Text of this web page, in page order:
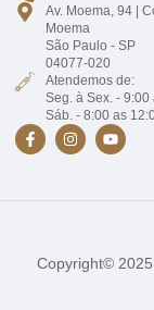
Av. Moema, 94 |
Moema
São Paulo - SP
04077-020
Atendemos de:
Seg. à Sex. - 9:00
Sáb. - 8:00 as
Copyright©